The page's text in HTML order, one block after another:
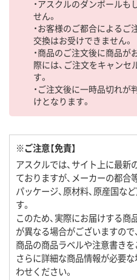
・アスクルのダンボール
せん。
・お客様のご都合によるご
交換はお受けできません。
・商品のご注文後に商品
際には、ご注文をキャン
す。
・ご注文後に一時品切れが
けとなります。
※ご注意【免責】
アスクルでは、サイト上に最
ておりますが、メーカーの都合
パッケージ、原材料、原産国な
す。
このため、実際にお届けする
が異なる場合がございますの
商品の商品ラベルや注意書きを
さらに詳細な商品情報が必要
わせください。